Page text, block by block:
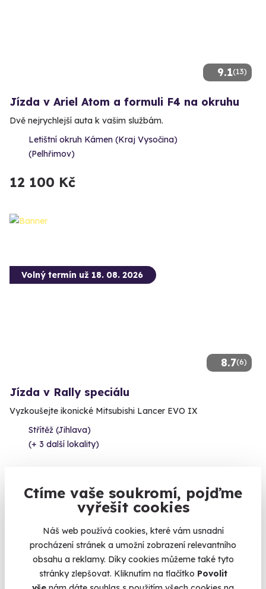
Ctíme vaše soukromí, pojďme
vyřešit cookies
Náš web používá cookies, které vám usnadní
procházení stránek a umožní zobrazení relevantního
obsahu a reklamy. Díky cookies můžeme také tyto
stránky zlepšovat. Kliknutím na tlačítko Povolit
9.1(13)
Jízda v Ariel Atom a formuli F4 na okruhu
Dvě nejrychlejší auta k vašim službám.
Letištní okruh Kámen (Kraj Vysočina)
(Pelhřimov)
12 100 Kč
8.7(6)
Volný termín už 18. 08. 2026
Jízda v Rally speciálu
Vyzkoušejte ikonické Mitsubishi Lancer EVO IX
Střítěž (Jihlava)
(+ 3 další lokality)
Zobrazit zážitky na mapě
Sportovní podvozek, silný motor, dvě turba, obří pneumatiky,
sedadla Recaro, ztmavená skla nebo brutální zvuk výfuku. To
je jen pár z výčtu vlastností správného sportovního vozu alias